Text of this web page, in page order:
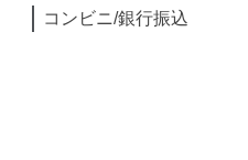
コンビニ/銀行振込